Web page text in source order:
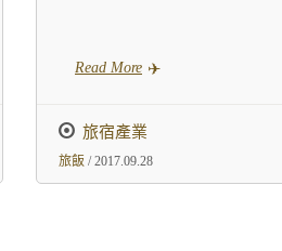
Read More
旅宿產業
旅飯 / 2017.09.28